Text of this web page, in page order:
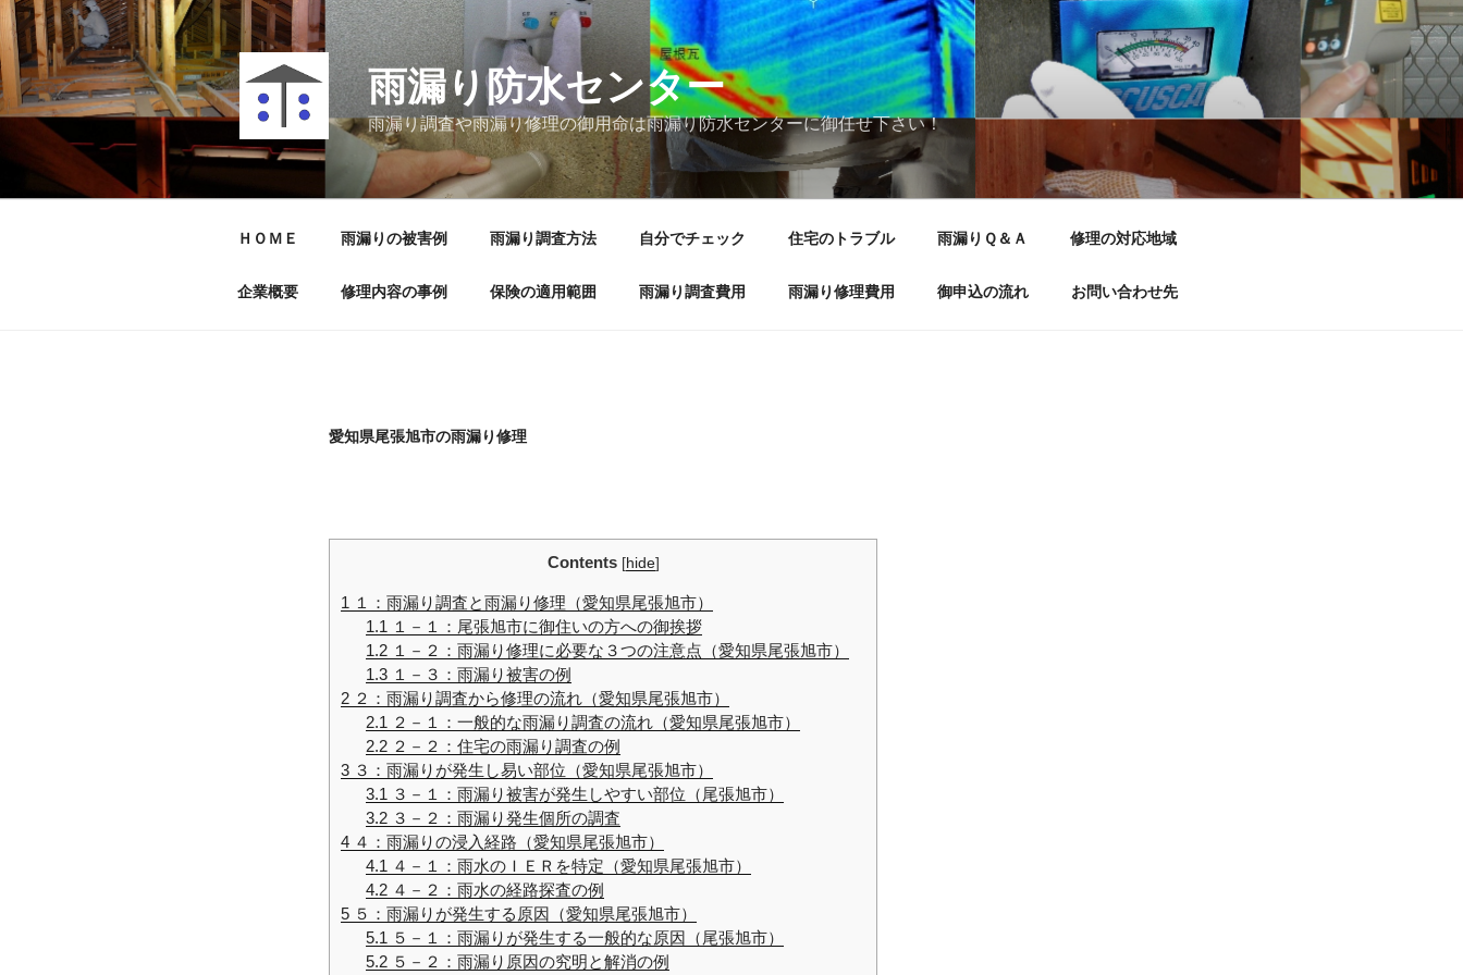
コ
ン
テ
ン
ツ
キ
雨漏り防水センター
雨漏り調査や雨漏り修理の御用命は雨漏り防水センターに御任せ下さい！
ＨＯＭＥ 雨漏りの被害例 雨漏り調査方法 自分でチェック 住宅のトラブル 雨漏りＱ＆Ａ 修理の対応地域
企業概要 修理内容の事例 保険の適用範囲 雨漏り調査費用 雨漏り修理費用 御申込の流れ お問い合わせ先
愛知県尾張旭市の雨漏り修理
Contents [hide]
1 １：雨漏り調査と雨漏り修理（愛知県尾張旭市）
1.1 １－１：尾張旭市に御住いの方への御挨拶
1.2１－２：雨漏り修理に必要な３つの注意点（愛知県尾張旭市）
1.3１－３：雨漏り被害の例
2 ２：雨漏り調査から修理の流れ（愛知県尾張旭市）
2.1 ２－１：一般的な雨漏り調査の流れ（愛知県尾張旭市）
2.2２－２：住宅の雨漏り調査の例
3 ３：雨漏りが発生し易い部位（愛知県尾張旭市）
3.1 ３－１：雨漏り被害が発生しやすい部位（尾張旭市）
3.2３－２：雨漏り発生個所の調査
4 ４：雨漏りの浸入経路（愛知県尾張旭市）
4.1 ４－１：雨水のＩＥＲを特定（愛知県尾張旭市）
4.2４－２：雨水の経路探査の例
5 ５：雨漏りが発生する原因（愛知県尾張旭市）
5.1 ５－１：雨漏りが発生する一般的な原因（尾張旭市）
5.2５－２：雨漏り原因の究明と解消の例